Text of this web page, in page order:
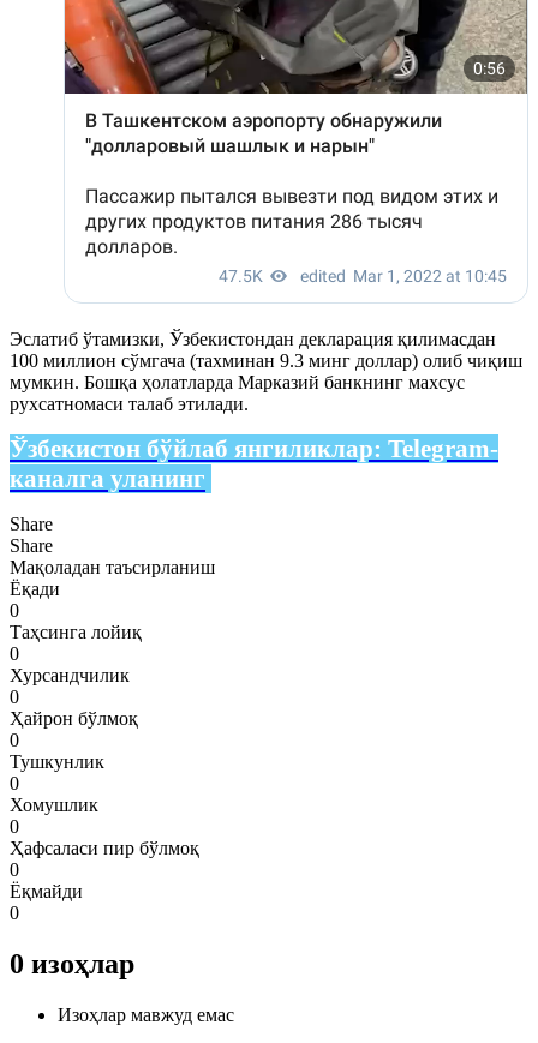
Эслатиб ўтамизки, Ўзбекистондан декларация қилимасдан
100 миллион сўмгача (тахминан 9.3 минг доллар) олиб чиқиш
мумкин. Бошқа ҳолатларда Марказий банкнинг махсус
рухсатномаси талаб этилади.
Ўзбекистон бўйлаб янгиликлар: Telegram-
каналга уланинг
Share
Share
Мақоладан таъсирланиш
Ёқади
0
Таҳсинга лойиқ
0
Хурсандчилик
0
Ҳайрон бўлмоқ
0
Тушкунлик
0
Хомушлик
0
Ҳафсаласи пир бўлмоқ
0
Ёқмайди
0
0 изоҳлар
Изоҳлар мавжуд емас